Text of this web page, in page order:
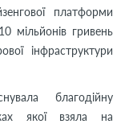
платформи
мільйонів гривень
інфраструктури
благодійну
якої взяла на